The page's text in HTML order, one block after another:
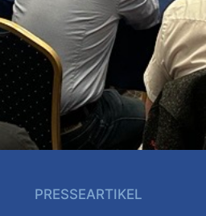
PRESSEARTIKEL